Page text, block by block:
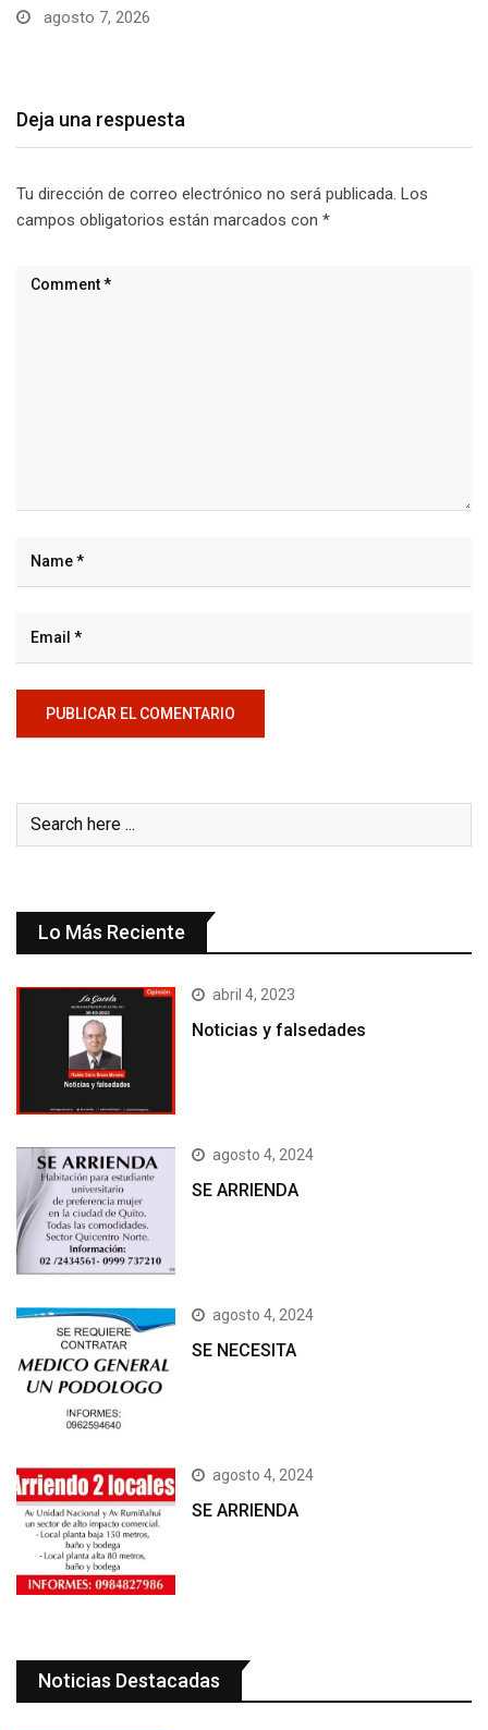
visitantes…
Deja una respuesta
Tu dirección de correo electrónico no será publicada. Los
campos obligatorios están marcados con *
Lo Más Reciente
abril 4, 2023
Noticias y falsedades
agosto 4, 2024
SE ARRIENDA
agosto 4, 2024
SE NECESITA
agosto 4, 2024
SE ARRIENDA
Noticias Destacadas